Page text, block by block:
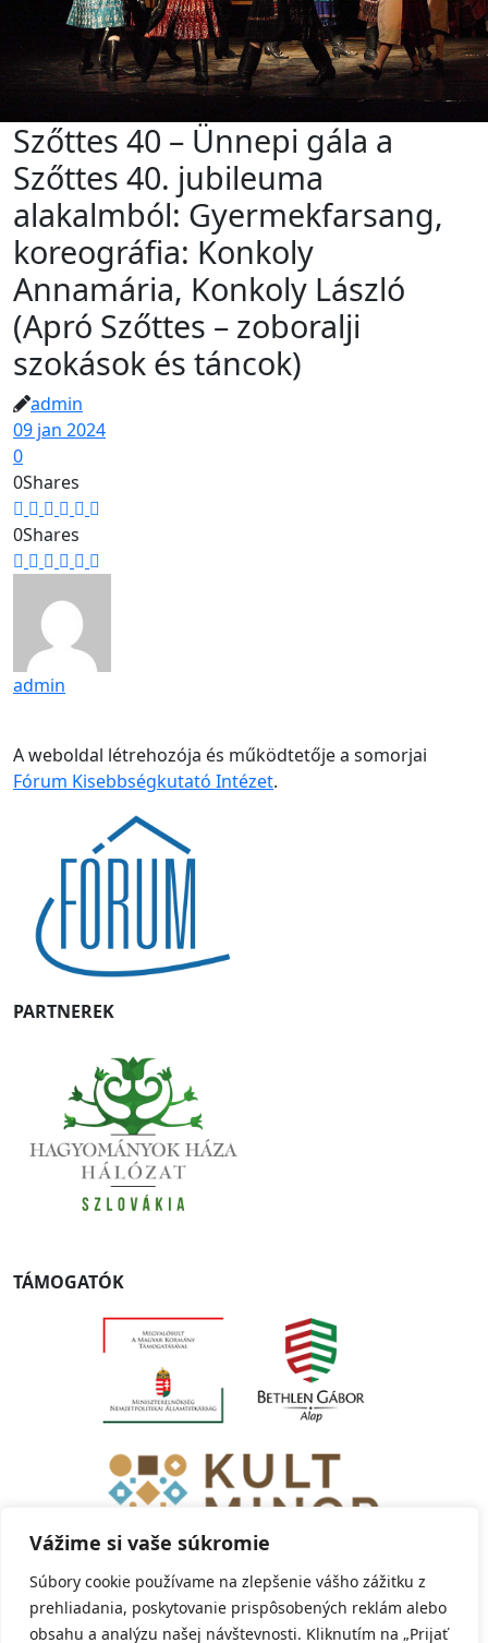
Vážime si vaše súkromie
Súbory cookie používame na zlepšenie vášho zážitku z
prehliadania, poskytovanie prispôsobených reklám alebo
obsahu a analýzu našej návštevnosti. Kliknutím na „Prijať
Szőttes 40 – Ünnepi gála a
Szőttes 40. jubileuma
alakalmból: Gyermekfarsang,
koreográfia: Konkoly
Annamária, Konkoly László
(Apró Szőttes – zoboralji
szokások és táncok)
admin
09 jan 2024
0
0Shares
0Shares
admin
A weboldal létrehozója és működtetője a somorjai
Fórum Kisebbségkutató Intézet.
PARTNEREK
TÁMOGATÓK